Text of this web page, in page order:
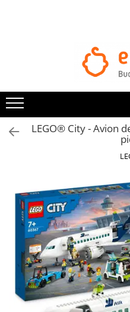
Bariere protectie pentru pat
Protectii mobilier
Banda protectie mobila copii
Sigurante pentru sertare si
Sigurante geamuri si usi
Kituri de siguranta pentru
bebelusi
Protectii casa
Protectii utile
Poarta siguranta copii
Deflectoare pentru aer
LEGO® City - Avion